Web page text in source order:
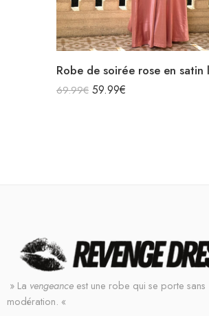
69.99€ 59.99€
» La vengeance est une robe qui se porte sans
modération. «